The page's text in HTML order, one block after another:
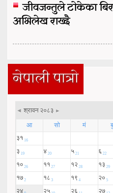
जीवजन्तुले टोकेका
अभिलेख राख्दै
नेपाली पात्रो